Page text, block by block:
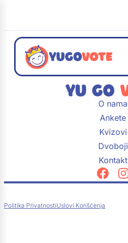
O nama
Ankete
Kvizovi
Dvoboji
Kontakt
Politika PrivatnostiUslovi Korišćenja